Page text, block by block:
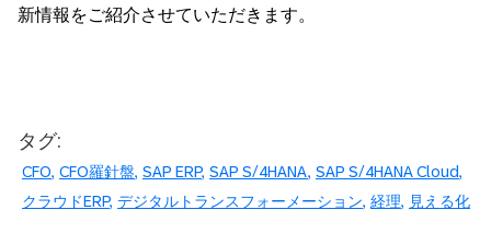
新情報をご紹介させていただきます。
タグ:
CFO CFO羅針盤 SAP ERP SAP S/4HANA SAP S/4HANA Cloud
クラウドERP デジタルトランスフォーメーション 経理 見える化